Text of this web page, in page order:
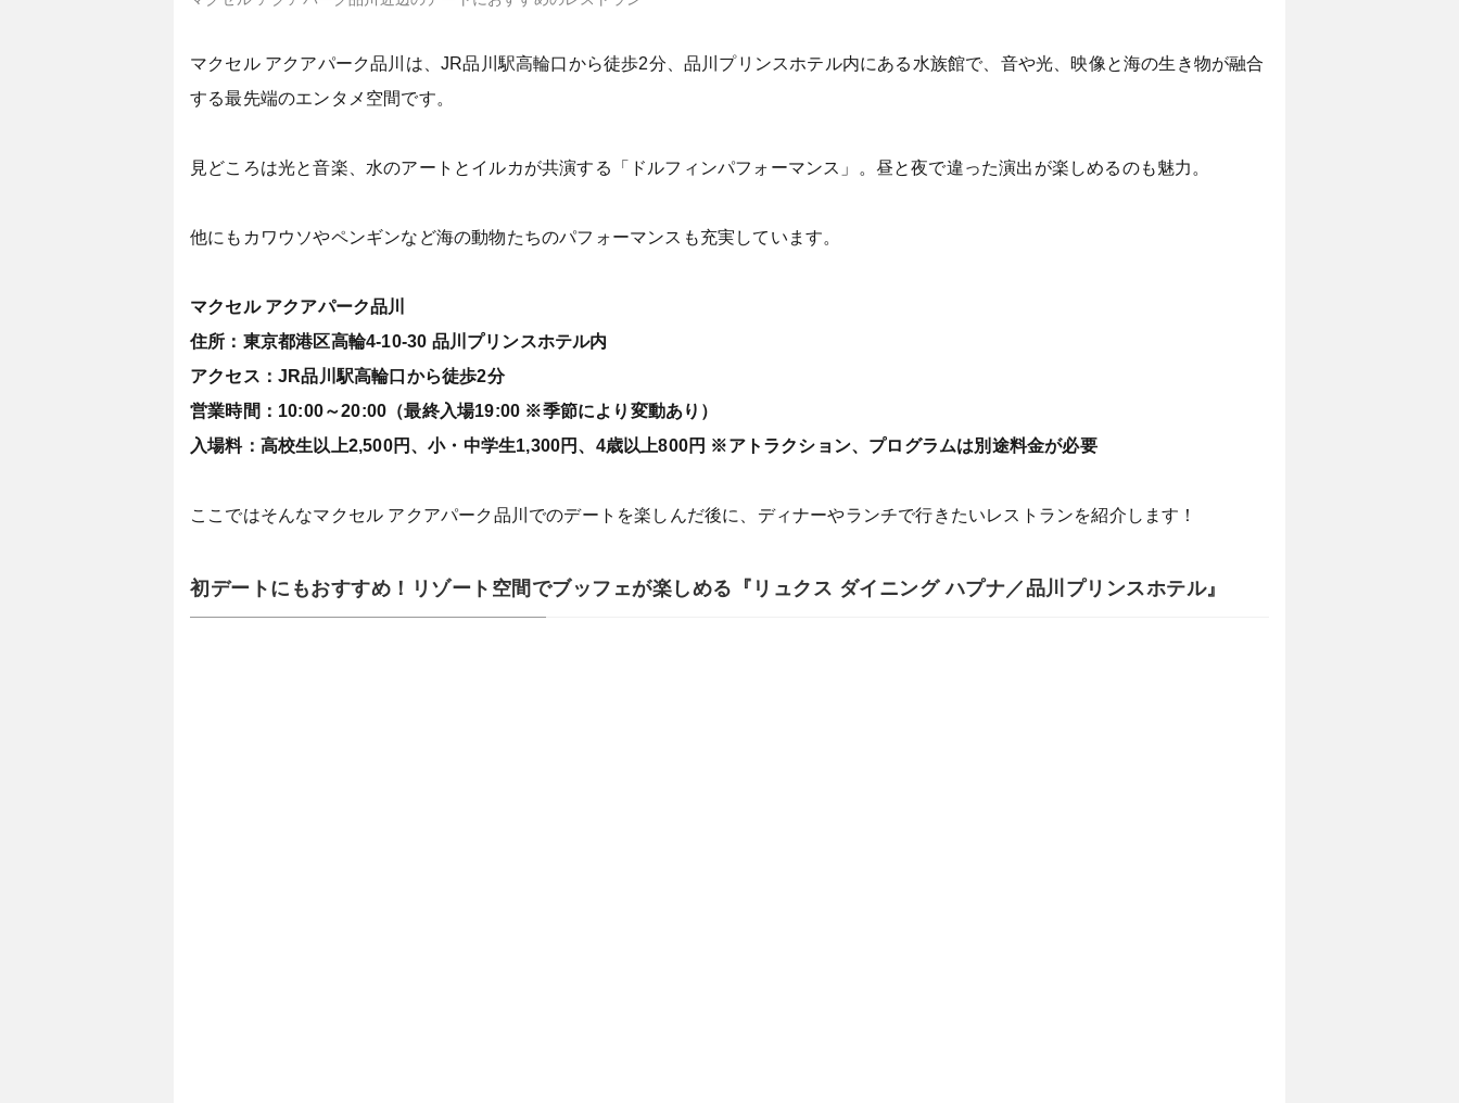
マクセル アクアパーク品川は、JR品川駅高輪口から徒歩2分、品川プリンスホテル内にある水族館で、音や光、映像と海の生き物が融合
する最先端のエンタメ空間です。
見どころは光と音楽、水のアートとイルカが共演する「ドルフィンパフォーマンス」。昼と夜で違った演出が楽しめるのも魅力。
他にもカワウソやペンギンなど海の動物たちのパフォーマンスも充実しています。
マクセル アクアパーク品川
住所：東京都港区高輪4-10-30 品川プリンスホテル内
アクセス：JR品川駅高輪口から徒歩2分
営業時間：10:00～20:00（最終入場19:00 ※季節により変動あり）
入場料：高校生以上2,500円、小・中学生1,300円、4歳以上800円 ※アトラクション、プログラムは別途料金が必要
ここではそんなマクセル アクアパーク品川でのデートを楽しんだ後に、ディナーやランチで行きたいレストランを紹介します！
初デートにもおすすめ！リゾート空間でブッフェが楽しめる『リュクス ダイニング ハプナ／品川プリンスホテル』